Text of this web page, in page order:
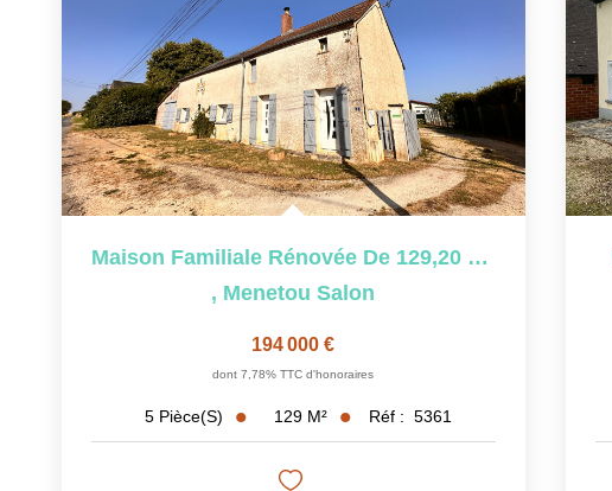
Maison Familiale Rénovée De 129,20 M² Avec 4 Chambres,...
, Menetou Salon
194 000 €
dont 7,78% TTC d'honoraires
5 Pièce(s) 129 M² Réf : 5361